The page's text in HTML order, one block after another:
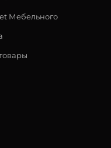
Мебельного